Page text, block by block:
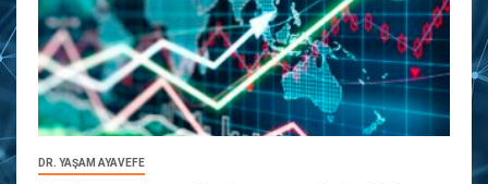
DR. YAŞAM AYAVEFE